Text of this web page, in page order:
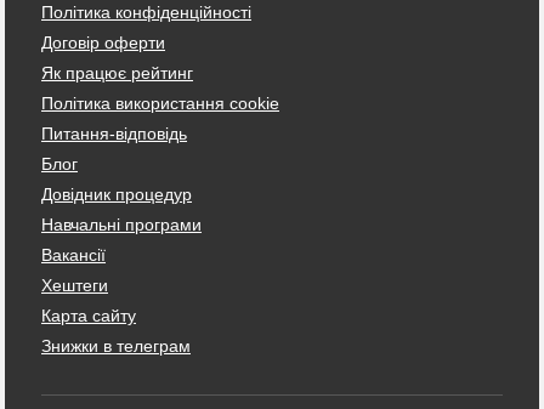
Політика конфіденційності
Договір оферти
Як працює рейтинг
Політика використання cookie
Питання-відповідь
Блог
Довідник процедур
Навчальні програми
Вакансії
Хештеги
Карта сайту
Знижки в телеграм